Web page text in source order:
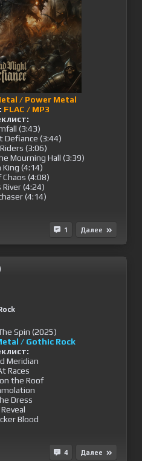
/ Power Metal
FLAC / MP3
(3:43)
Defiance (3:44)
(3:06)
Mourning Hall (3:39)
King (4:14)
Chaos (4:08)
River (4:24)
(4:14)
1 Далее
/ Gothic Rock
Meridian
Races
the Roof
Dress
Blood
4 Далее